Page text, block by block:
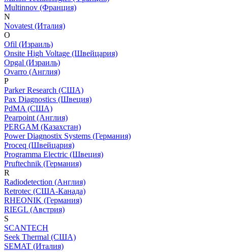
Multinnov (Франция)
N
Novatest (Италия)
O
Ofil (Израиль)
Onsite High Voltage (Швейцария)
Opgal (Израиль)
Ovarro (Англия)
P
Parker Research (США)
Pax Diagnostics (Швеция)
PdMA (США)
Pearpoint (Англия)
PERGAM (Казахстан)
Power Diagnostix Systems (Германия)
Proceq (Швейцария)
Programma Electric (Швеция)
Pruftechnik (Германия)
R
Radiodetection (Англия)
Retrotec (США-Канада)
RHEONIK (Германия)
RIEGL (Австрия)
S
SCANTECH
Seek Thermal (США)
SEMAT (Италия)